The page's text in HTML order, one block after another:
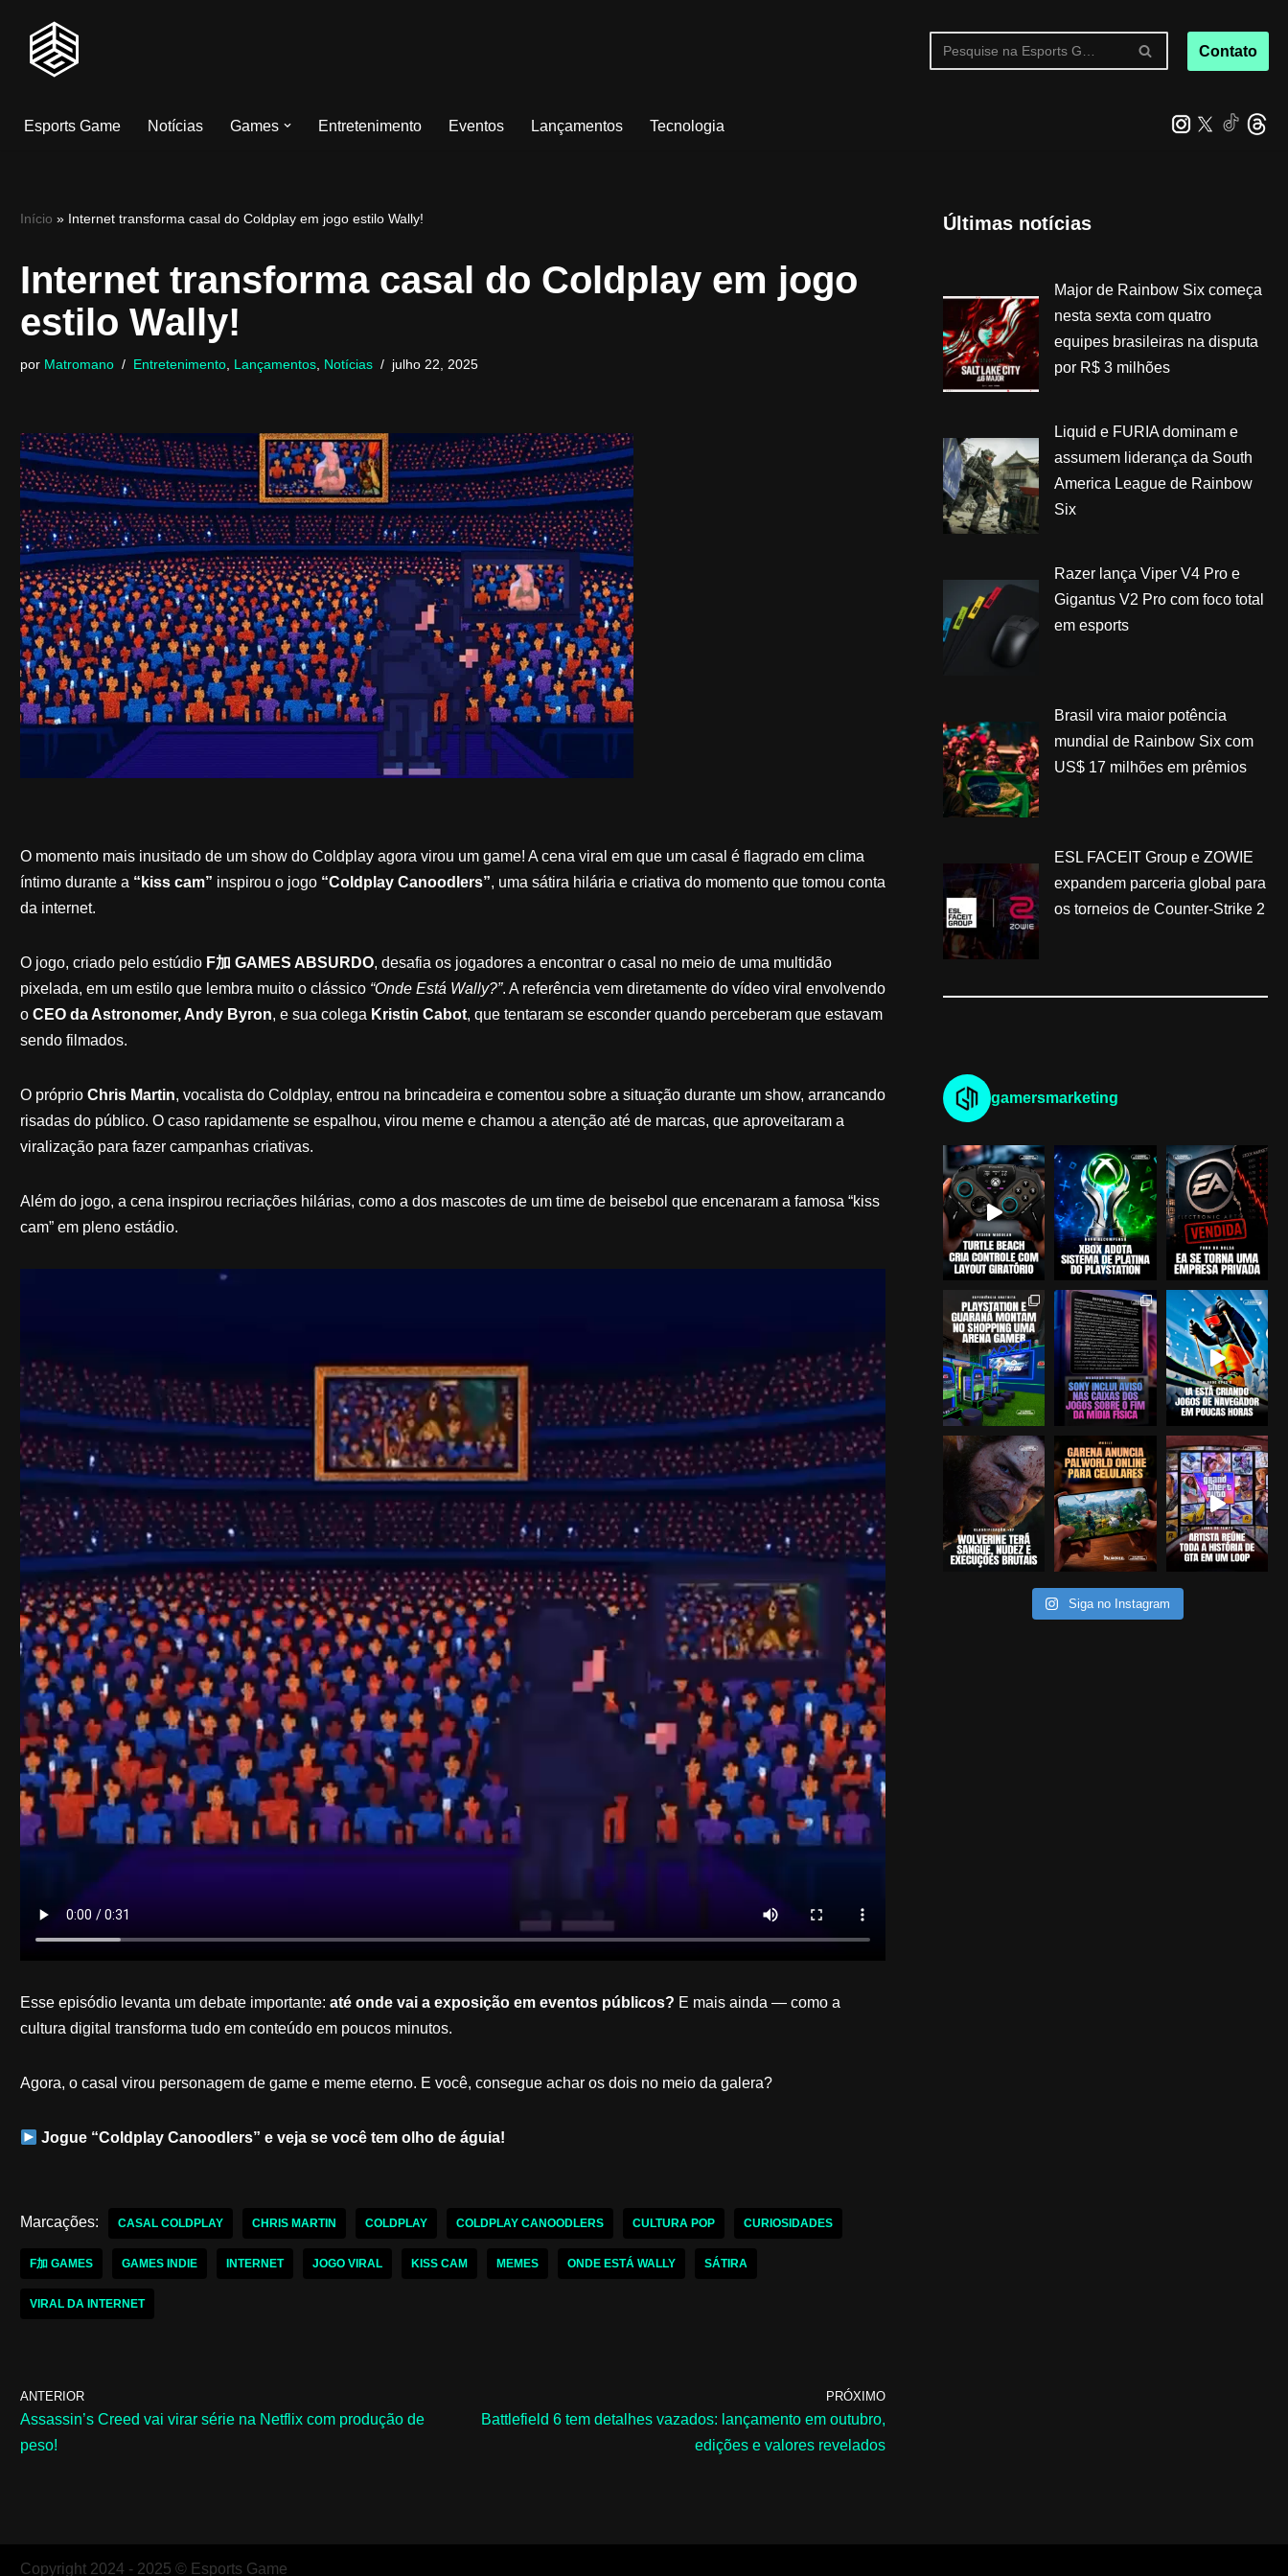
Pular
conteúdo
Contato
Esports Game Notícias Games Entretenimento Eventos Lançamentos Tecnologia
Início » Internet transforma casal do Coldplay em jogo estilo Wally!
Internet transforma casal do Coldplay em jogo
estilo Wally!
por Matromano Entretenimento, Lançamentos, Notícias julho 22, 2025
O momento mais inusitado de um show do Coldplay agora virou um game! A cena viral em que um casal é flagrado em clima
íntimo durante a “kiss cam” inspirou o jogo “Coldplay Canoodlers”, uma sátira hilária e criativa do momento que tomou conta
da internet.
O jogo, criado pelo estúdio F加 GAMES ABSURDO, desafia os jogadores a encontrar o casal no meio de uma multidão
pixelada, em um estilo que lembra muito o clássico “Onde Está Wally?”. A referência vem diretamente do vídeo viral envolvendo
o CEO da Astronomer, Andy Byron, e sua colega Kristin Cabot, que tentaram se esconder quando perceberam que estavam
sendo filmados.
O próprio Chris Martin, vocalista do Coldplay, entrou na brincadeira e comentou sobre a situação durante um show, arrancando
risadas do público. O caso rapidamente se espalhou, virou meme e chamou a atenção até de marcas, que aproveitaram a
viralização para fazer campanhas criativas.
Além do jogo, a cena inspirou recriações hilárias, como a dos mascotes de um time de beisebol que encenaram a famosa “kiss
cam” em pleno estádio.
Esse episódio levanta um debate importante: até onde vai a exposição em eventos públicos? E mais ainda — como a
cultura digital transforma tudo em conteúdo em poucos minutos.
Agora, o casal virou personagem de game e meme eterno. E você, consegue achar os dois no meio da galera?
Jogue “Coldplay Canoodlers” e veja se você tem olho de águia!
Marcações: CASAL COLDPLAY CHRIS MARTIN COLDPLAY COLDPLAY CANOODLERS CULTURA POP CURIOSIDADES
F加 GAMES GAMES INDIE INTERNET JOGO VIRAL KISS CAM MEMES ONDE ESTÁ WALLY SÁTIRA
VIRAL DA INTERNET
ANTERIOR
Assassin’s Creed vai virar série na Netflix com produção de
peso!
PRÓXIMO
Battlefield 6 tem detalhes vazados: lançamento em outubro,
edições e valores revelados
Últimas notícias
Major de Rainbow Six começa
nesta sexta com quatro
equipes brasileiras na disputa
por R$ 3 milhões
Liquid e FURIA dominam e
assumem liderança da South
America League de Rainbow
Six
Razer lança Viper V4 Pro e
Gigantus V2 Pro com foco total
em esports
Brasil vira maior potência
mundial de Rainbow Six com
US$ 17 milhões em prêmios
ESL FACEIT Group e ZOWIE
expandem parceria global para
os torneios de Counter-Strike 2
gamersmarketing
Siga no Instagram
Copyright 2024 - 2025 © Esports Game